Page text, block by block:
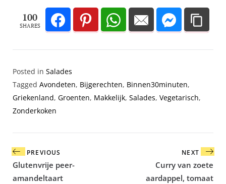
100
SHARES
Posted in Salades
Tagged Avondeten, Bijgerechten, Binnen30minuten,
Griekenland, Groenten, Makkelijk, Salades, Vegetarisch,
Zonderkoken
Bericht
navigatie
PREVIOUS
Glutenvrije peer-
amandeltaart
NEXT
Curry van zoete
aardappel, tomaat